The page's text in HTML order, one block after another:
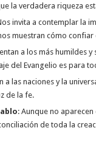
la verdadera riqueza
invita a contemplar la
muestran cómo
a los más humildes
del Evangelio es para
a las naciones y la
de la fe.
: Aunque no
de toda la